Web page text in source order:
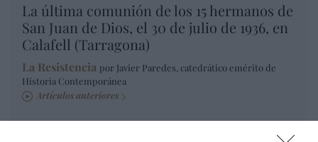
La última comunión de los 15 hermanos de
San Juan de Dios, el 30 de julio de 1936, en
Calafell (Tarragona)
La Resistencia por Javier Paredes, catedrático emérito de
Historia Contemporánea
Artículos anteriores